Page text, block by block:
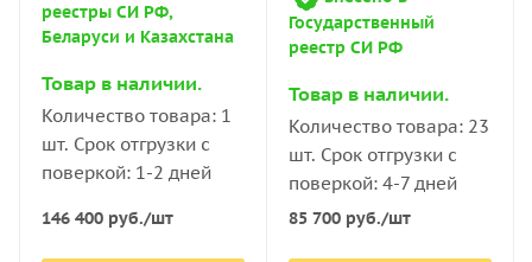
параметров магнитного поля, которое происходит
под влиянием индукционных токов Фуко. Вибрация
фиксируется датчиком и трансформируется в
электрический сигнал. Индукционные анализаторы
работают бесконтактно.
По показателю мобильности виброметры бывают
реестры СИ РФ,
Беларуси и Казахстана
Товар в наличии.
Количество товара: 1
шт. Срок отгрузки с
поверкой: 1-2 дней
146 400 руб./шт
Государственный
реестр СИ РФ
Товар в наличии.
Количество товара: 23
шт. Срок отгрузки с
поверкой: 4-7 дней
85 700 руб./шт